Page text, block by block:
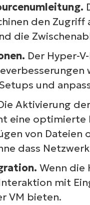
den Zugriff
die
Der Hyper-
und
Aktivierung
eine optimierte
von Dateien
dass
Wenn die
mit
VM bieten.
erfahren Sie,